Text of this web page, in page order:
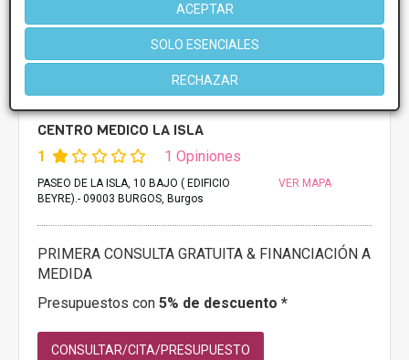
ACEPTAR
SOLO ESENCIALES
RECHAZAR
CENTRO MEDICO LA ISLA
1 1 Opiniones
PASEO DE LA ISLA, 10 BAJO ( EDIFICIO
BEYRE).- 09003 BURGOS, Burgos
VER MAPA
PRIMERA CONSULTA GRATUITA & FINANCIACIÓN A
MEDIDA
Presupuestos con 5% de descuento *
CONSULTAR/CITA/PRESUPUESTO